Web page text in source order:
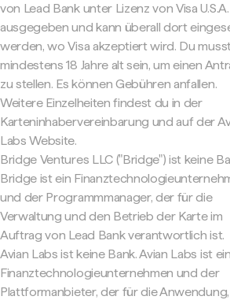
von Lead Bank unter Lizenz von Visa
ausgegeben und kann überall dort
werden, wo Visa akzeptiert wird. Du musst
mindestens 18 Jahre alt sein, um einen
zu stellen. Es können Gebühren anfallen.
Weitere Einzelheiten findest du in der
Karteninhabervereinbarung und auf der
Labs Website.
Bridge Ventures LLC ("Bridge") ist keine
Bridge ist ein
und der Programmmanager, der für die
Verwaltung und den Betrieb der Karte im
Auftrag von Lead Bank verantwortlich ist.
Avian Labs ist keine Bank. Avian Labs ist ein
Finanztechnologieunternehmen und der
Plattformanbieter, der für die Anwendung,